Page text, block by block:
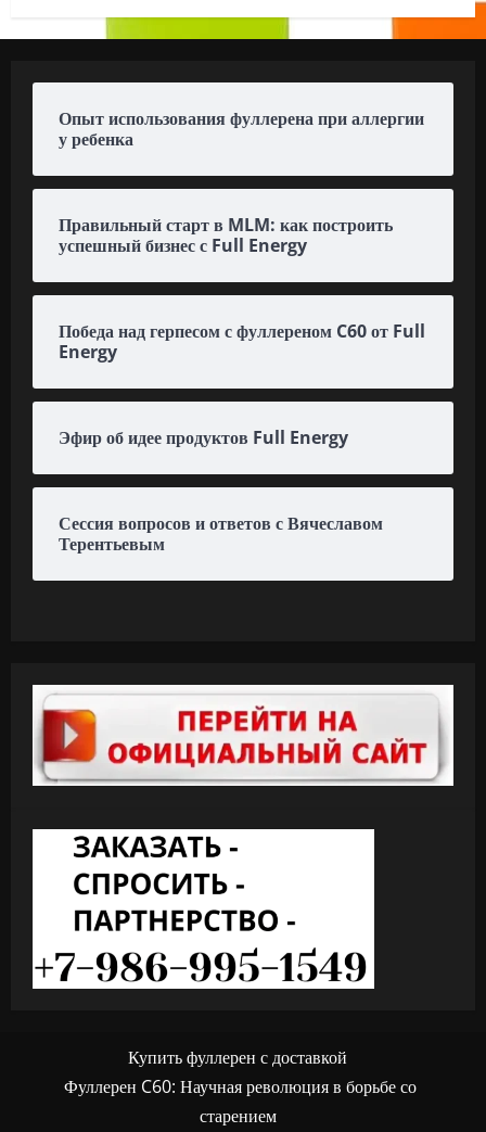
Опыт использования фуллерена при аллергии
у ребенка
Правильный старт в MLM: как построить
успешный бизнес с Full Energy
Победа над герпесом с фуллереном C60 от Full
Energy
Эфир об идее продуктов Full Energy
Сессия вопросов и ответов с Вячеславом
Терентьевым
Купить фуллерен с доставкой
Фуллерен C60: Научная революция в борьбе со
старением